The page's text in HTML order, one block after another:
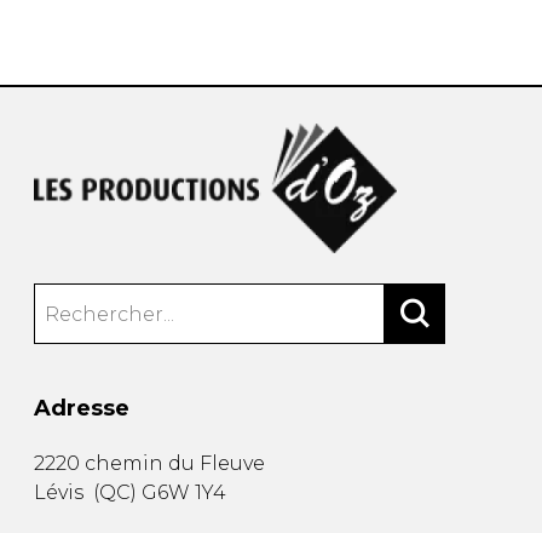
Adresse
2220 chemin du Fleuve
Lévis (QC) G6W 1Y4